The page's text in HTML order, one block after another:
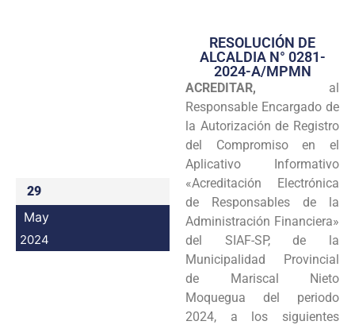
Transparencia
Seguridad
Programas
Intranet
29
May
2024
RESOLUCIÓN DE
ALCALDIA N° 0281-
2024-A/MPMN
ACREDITAR, al
Responsable Encargado de
la Autorización de Registro
del Compromiso en el
Aplicativo Informativo
«Acreditación Electrónica
de Responsables de la
Administración Financiera»
del SIAF-SP, de la
Municipalidad Provincial
de Mariscal Nieto
Moquegua del periodo
2024, a los siguientes